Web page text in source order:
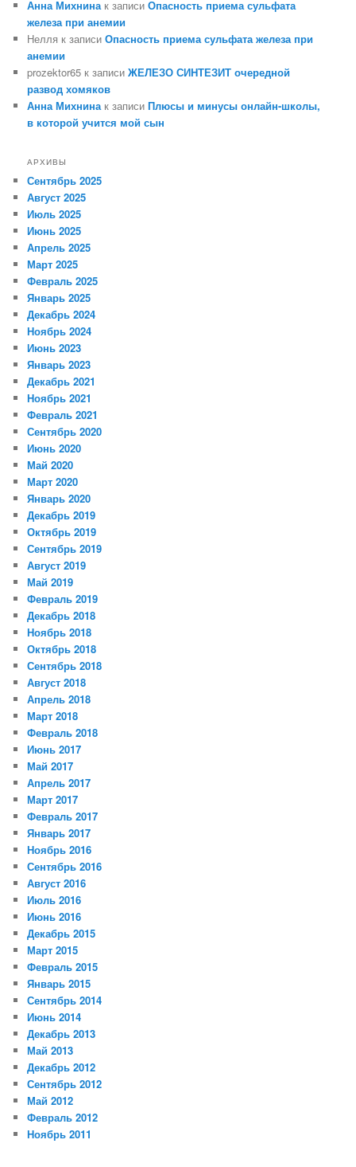
Анна Михнина к записиОпасность приема сульфата
железа при анемии
Нелля к записиОпасность приема сульфата железа при
анемии
prozektor65 к записиЖЕЛЕЗО СИНТЕЗИТ очередной
развод хомяков
Анна Михнина к записиПлюсы и минусы онлайн-школы,
в которой учится мой сын
АРХИВЫ
Сентябрь 2025
Август 2025
Июль 2025
Июнь 2025
Апрель 2025
Март 2025
Февраль 2025
Январь 2025
Декабрь 2024
Ноябрь 2024
Июнь 2023
Январь 2023
Декабрь 2021
Ноябрь 2021
Февраль 2021
Сентябрь 2020
Июнь 2020
Май 2020
Март 2020
Январь 2020
Декабрь 2019
Октябрь 2019
Сентябрь 2019
Август 2019
Май 2019
Февраль 2019
Декабрь 2018
Ноябрь 2018
Октябрь 2018
Сентябрь 2018
Август 2018
Апрель 2018
Март 2018
Февраль 2018
Июнь 2017
Май 2017
Апрель 2017
Март 2017
Февраль 2017
Январь 2017
Ноябрь 2016
Сентябрь 2016
Август 2016
Июль 2016
Июнь 2016
Декабрь 2015
Март 2015
Февраль 2015
Январь 2015
Сентябрь 2014
Июнь 2014
Декабрь 2013
Май 2013
Декабрь 2012
Сентябрь 2012
Май 2012
Февраль 2012
Ноябрь 2011